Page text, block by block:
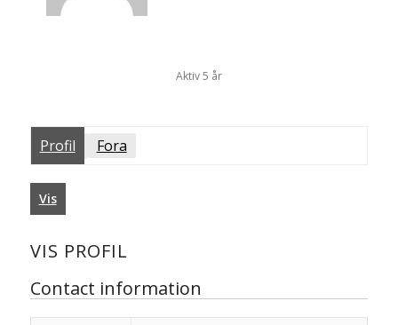
Aktiv 5 år
Profil Fora
Vis
VIS PROFIL
Contact information